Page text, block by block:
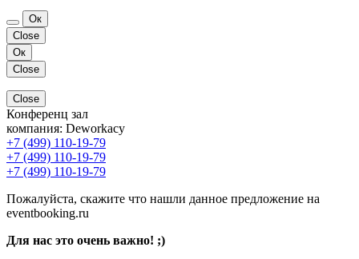
Ок
Close
Ок
Close
Close
Конференц зал
компания: Deworkacy
+7 (499) 110-19-79
+7 (499) 110-19-79
+7 (499) 110-19-79
Пожалуйста, скажите что нашли данное предложение на
eventbooking.ru
Для нас это очень важно! ;)